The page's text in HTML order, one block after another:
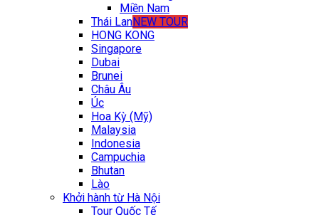
Miền Nam
Thái LanNEW TOUR
HONG KONG
Singapore
Dubai
Brunei
Châu Âu
Úc
Hoa Kỳ (Mỹ)
Malaysia
Indonesia
Campuchia
Bhutan
Lào
Khởi hành từ Hà Nội
Tour Quốc Tế